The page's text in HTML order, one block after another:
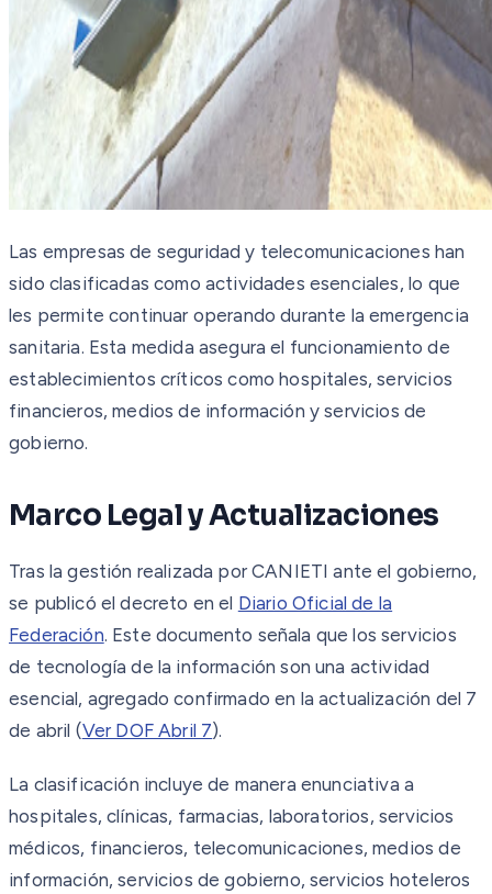
Las empresas de seguridad y telecomunicaciones han
sido clasificadas como actividades esenciales, lo que
les permite continuar operando durante la emergencia
sanitaria. Esta medida asegura el funcionamiento de
establecimientos críticos como hospitales, servicios
financieros, medios de información y servicios de
gobierno.
Marco Legal y Actualizaciones
Tras la gestión realizada por CANIETI ante el gobierno,
se publicó el decreto en el Diario Oficial de la
Federación. Este documento señala que los servicios
de tecnología de la información son una actividad
esencial, agregado confirmado en la actualización del 7
de abril (Ver DOF Abril 7).
La clasificación incluye de manera enunciativa a
hospitales, clínicas, farmacias, laboratorios, servicios
médicos, financieros, telecomunicaciones, medios de
información, servicios de gobierno, servicios hoteleros